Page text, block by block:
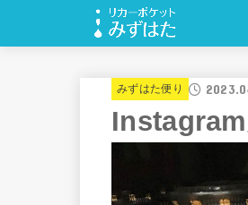
みずはた便り
Instagram